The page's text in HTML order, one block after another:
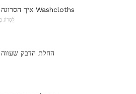
איך הסרוגה מצעים ו Washcloths
לִסְרוֹג
החלת הדבק שעווה